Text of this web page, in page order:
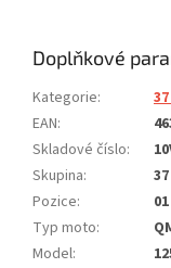
Doplňkové
Kategorie:
EAN:
Skladové číslo:
Skupina:
37
Pozice:
01
Typ moto:
Model: